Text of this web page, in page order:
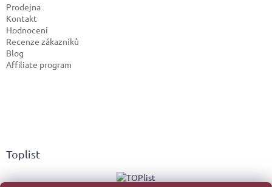
Prodejna
Kontakt
Hodnocení
Recenze zákazníků
Blog
Affiliate program
Toplist